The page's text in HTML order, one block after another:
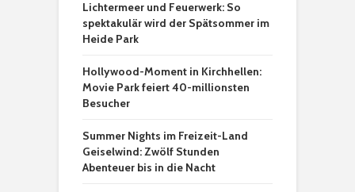
Lichtermeer und Feuerwerk: So
spektakulär wird der Spätsommer im
Heide Park
Hollywood-Moment in Kirchhellen:
Movie Park feiert 40-millionsten
Besucher
Summer Nights im Freizeit-Land
Geiselwind: Zwölf Stunden
Abenteuer bis in die Nacht